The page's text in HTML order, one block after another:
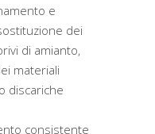
e
dei
di amianto,
materiali
discariche
consistente